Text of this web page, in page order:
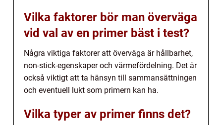
Vilka faktorer bör man överväga
vid val av en primer bäst i test?
Några viktiga faktorer att överväga är hållbarhet,
non-stick-egenskaper och värmefördelning. Det är
också viktigt att ta hänsyn till sammansättningen
och eventuell lukt som primern kan ha.
Vilka typer av primer finns det?